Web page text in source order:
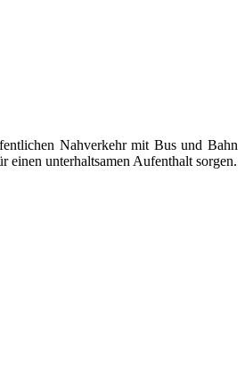
Nahverkehr mit Bus und Bahn
einen unterhaltsamen Aufenthalt sorgen.